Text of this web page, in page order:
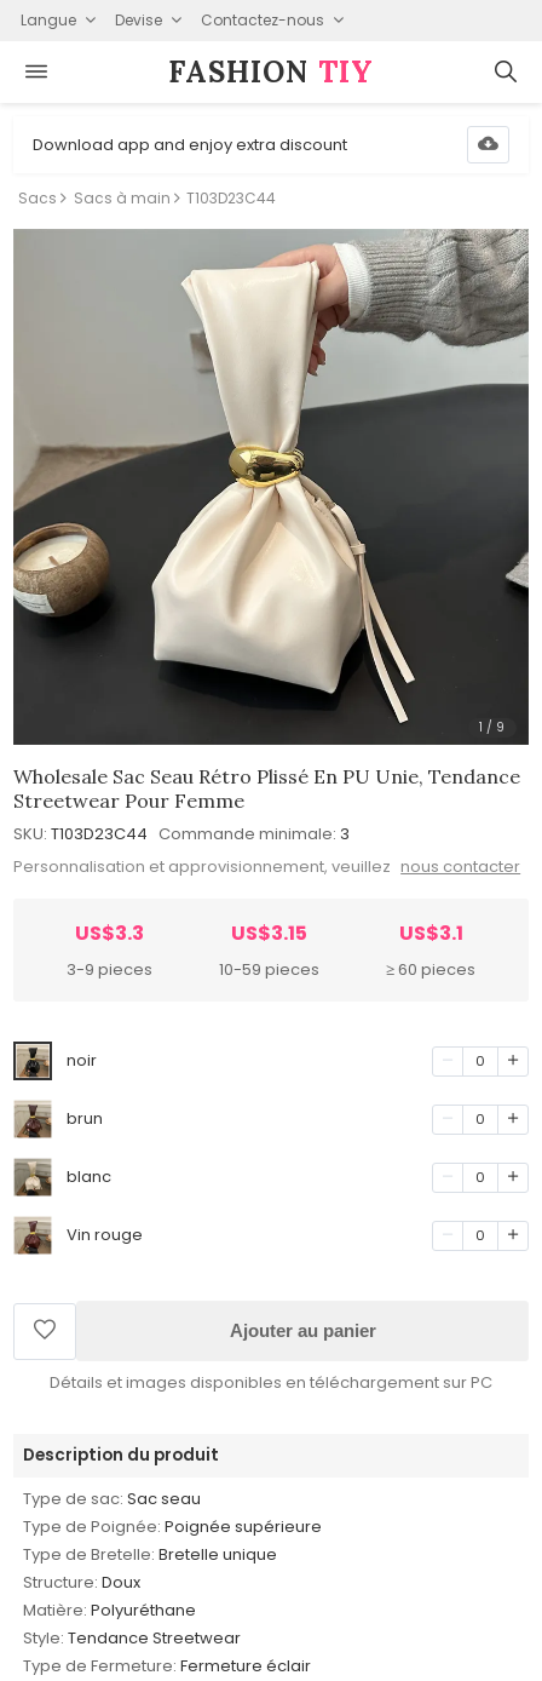
Langue Devise Contactez-nous
FASHION⁠ TIY
Download app and enjoy extra discount
Sacs Sacs à main T103D23C44
1 / 9
Wholesale Sac Seau Rétro Plissé En PU Unie, Tendance
Streetwear Pour Femme
SKU: T103D23C44 Commande minimale: 3
Personnalisation et approvisionnement, veuillez nous contacter
US$3.3
3-9 pieces
US$3.15
10-59 pieces
US$3.1
≥ 60 pieces
noir 0
brun 0
blanc 0
Vin rouge 0
Ajouter au panier
Détails et images disponibles en téléchargement sur PC
Description du produit
Type de sac: Sac seau
Type de Poignée: Poignée supérieure
Type de Bretelle: Bretelle unique
Structure: Doux
Matière: Polyuréthane
Style: Tendance Streetwear
Type de Fermeture: Fermeture éclair